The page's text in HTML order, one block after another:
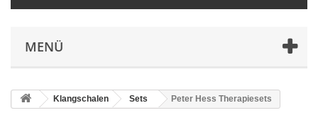
MENÜ
Klangschalen Sets Peter Hess Therapiesets